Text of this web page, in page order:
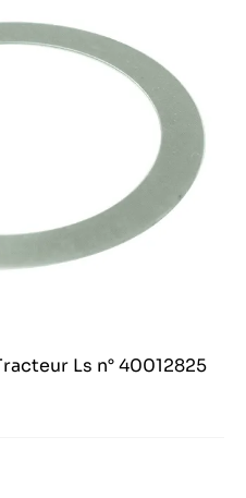
Ls n° 40012825